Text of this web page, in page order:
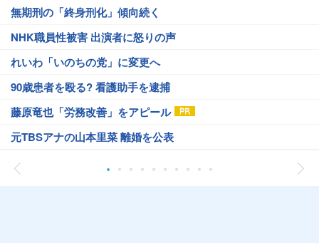
無期刑の「終身刑化」傾向続く
NHK職員性被害 出演者に怒りの声
れいわ「いのちの党」に変更へ
90歳患者を殴る? 看護助手を逮捕
藤原竜也「労務改善」をアピール
元TBSアナの山本里菜 離婚を公表